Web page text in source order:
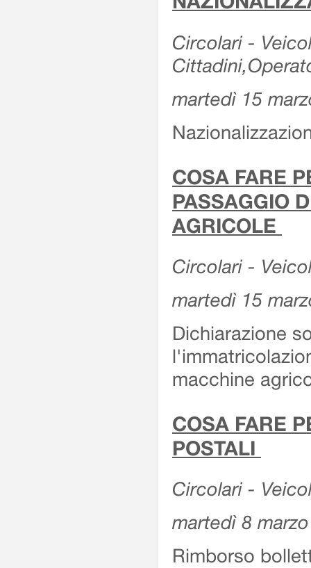
Circolari -
martedì 15
COSA FARE
PASSAGGIO
AGRICOLE
Circolari -
martedì 15
Dichiarazione
macchine
COSA FARE
POSTALI
Circolari -
martedì 8
Rimborso